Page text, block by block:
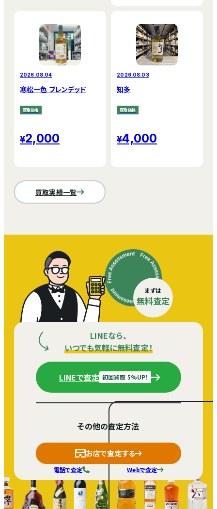
2026.08.04
寒松一色 ブレンデッド
買取価格
2,000
2026.08.03
知多
買取価格
4,000
買取実績一覧
まずは
無料査定
LINEなら、
いつでも気軽に無料査定！
LINEで査定 初回買取 5%UP！
その他の査定方法
お店で査定する
Webで査定
電話で査定